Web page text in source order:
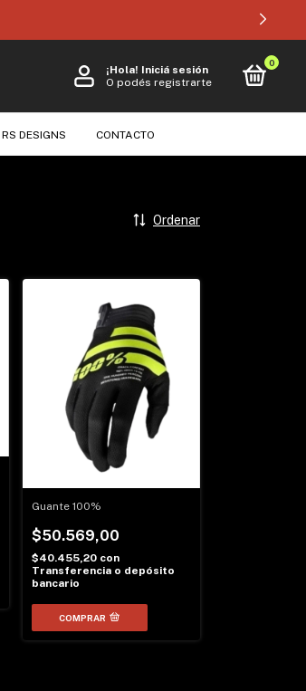
¡Hola! Iniciá sesión
O podés registrarte
0
RS DESIGNS CONTACTO
Ordenar
Guante 100%
$50.569,00
$40.455,20 con
Transferencia o depósito
bancario
COMPRAR